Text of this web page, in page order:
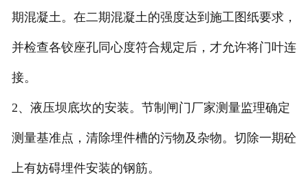
期混凝土。在二期混凝土的强度达到施工图纸要求，
并检查各铰座孔同心度符合规定后，才允许将门叶连
接。
2、液压坝底坎的安装。节制闸门厂家测量监理确定
测量基准点，清除埋件槽的污物及杂物。切除一期砼
上有妨碍埋件安装的钢筋。